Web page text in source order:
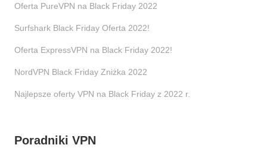
Oferta PureVPN na Black Friday 2022
Surfshark Black Friday Oferta 2022!
Oferta ExpressVPN na Black Friday 2022!
NordVPN Black Friday Zniżka 2022
Najlepsze oferty VPN na Black Friday z 2022 r.
Poradniki VPN